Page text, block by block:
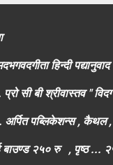
हिन्दी पद्यानुवाद
सी बी श्रीवास्तव "
पब्लिकेशन्स , कैथल ,
बाउण्ड २५० रु , पृष्ठ ...